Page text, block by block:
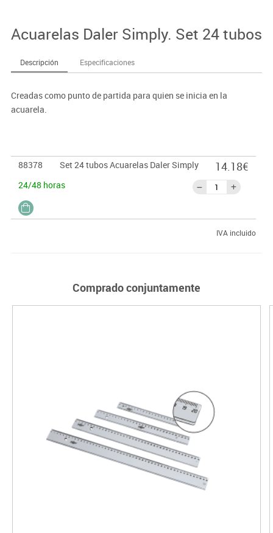
Acuarelas Daler Simply. Set 24 tubos
Descripción Especificaciones
Creadas como punto de partida para quien se inicia en la
acuarela.
88378
Set 24 tubos Acuarelas Daler Simply
24/48 horas
14.18€
IVA incluido
Comprado conjuntamente